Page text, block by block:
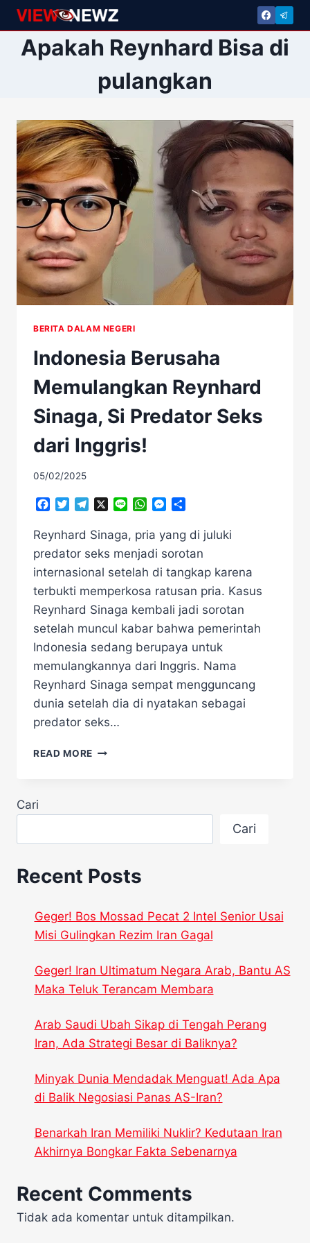
Skip
to
contentApakah Reynhard Bisa di
pulangkan
BERITA DALAM NEGERI
Indonesia Berusaha
Memulangkan Reynhard
Sinaga, Si Predator Seks
dari Inggris!
05/02/2025
Facebook
TwitterTelegramLine WhatsAppMessenger
Reynhard Sinaga, pria yang di juluki
predator seks menjadi sorotan
internasional setelah di tangkap karena
terbukti memperkosa ratusan pria. Kasus
Reynhard Sinaga kembali jadi sorotan
setelah muncul kabar bahwa pemerintah
Indonesia sedang berupaya untuk
memulangkannya dari Inggris. Nama
Reynhard Sinaga sempat mengguncang
dunia setelah dia di nyatakan sebagai
predator seks…
READ MORE INDONESIA
DARI
INGGRIS!
Cari
Cari
Recent Posts
Geger! Bos Mossad Pecat 2 Intel Senior Usai
Misi Gulingkan Rezim Iran Gagal
Geger! Iran Ultimatum Negara Arab, Bantu AS
Maka Teluk Terancam Membara
Arab Saudi Ubah Sikap di Tengah Perang
Iran, Ada Strategi Besar di Baliknya?
Minyak Dunia Mendadak Menguat! Ada Apa
di Balik Negosiasi Panas AS-Iran?
Benarkah Iran Memiliki Nuklir? Kedutaan Iran
Akhirnya Bongkar Fakta Sebenarnya
Recent Comments
Tidak ada komentar untuk ditampilkan.